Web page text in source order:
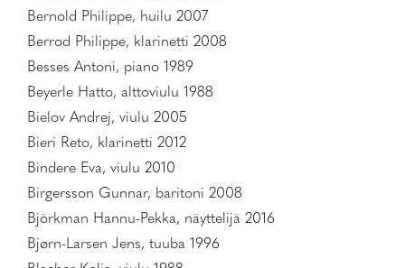
Bernold Philippe, huilu 2007
Berrod Philippe, klarinetti 2008
Besses Antoni, piano 1989
Beyerle Hatto, alttoviulu 1988
Bielov Andrej, viulu 2005
Bieri Reto, klarinetti 2012
Bindere Eva, viulu 2010
Birgersson Gunnar, baritoni 2008
Björkman Hannu-Pekka, näyttelijä 2016
Bjørn-Larsen Jens, tuuba 1996